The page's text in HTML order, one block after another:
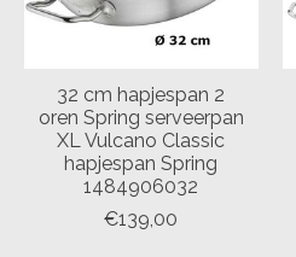
32 cm hapjespan 2
oren Spring serveerpan
XL Vulcano Classic
hapjespan Spring
1484906032
€139,00